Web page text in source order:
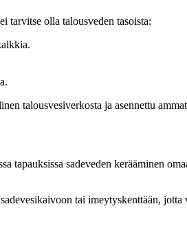
tarvitse olla talousveden tasoista:
talousvesiverkosta ja asennettu
tapauksissa sadeveden kerääminen
tai imeytyskenttään,